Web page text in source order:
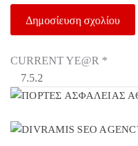
CURRENT YE@R *